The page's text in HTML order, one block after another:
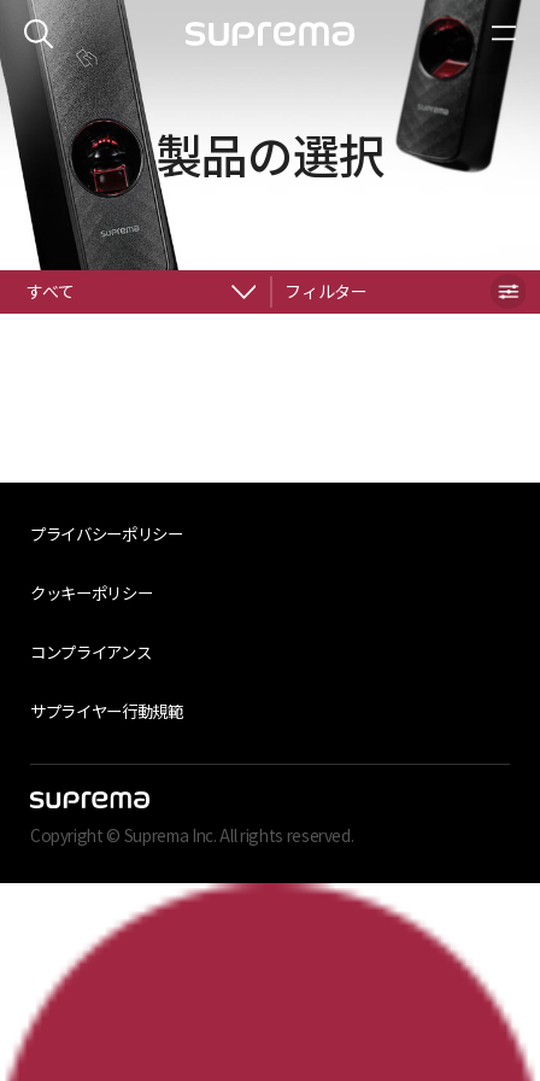
製品の選択
すべて フィルター
プライバシーポリシー
クッキーポリシー
コンプライアンス
サプライヤー行動規範
Copyright © Suprema Inc. All rights reserved.